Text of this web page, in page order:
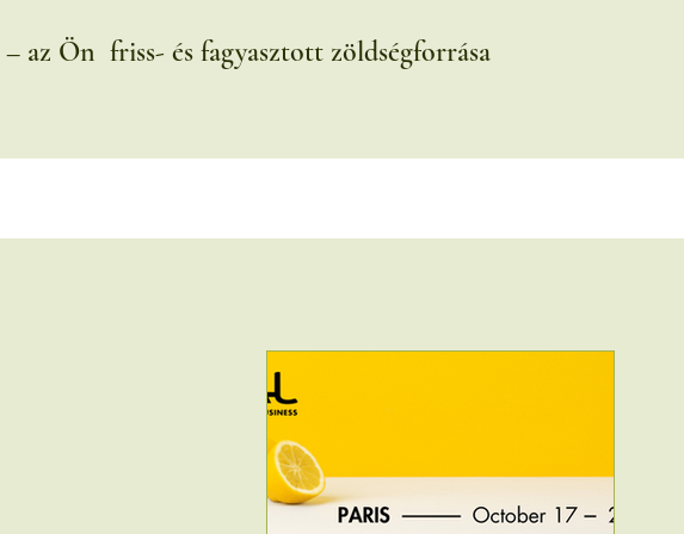
– az Ön friss- és fagyasztott zöldségforrása